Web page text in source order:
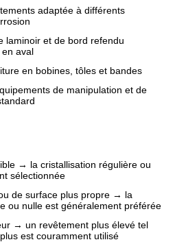
adaptée à différents
laminoir et de bord refendu
aval
en bobines, tôles et bandes
de manipulation et de
→ la cristallisation régulière ou
sélectionnée
de surface plus propre → la
ou nulle est généralement préférée
→ un revêtement plus élevé tel
est couramment utilisé